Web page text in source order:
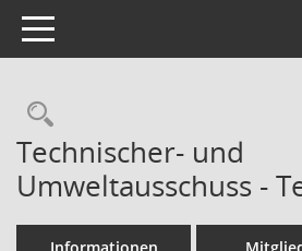
Toggle navigation
Technischer- und
Umweltausschuss -